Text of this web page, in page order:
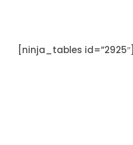
[ninja_tables id=”2925″]